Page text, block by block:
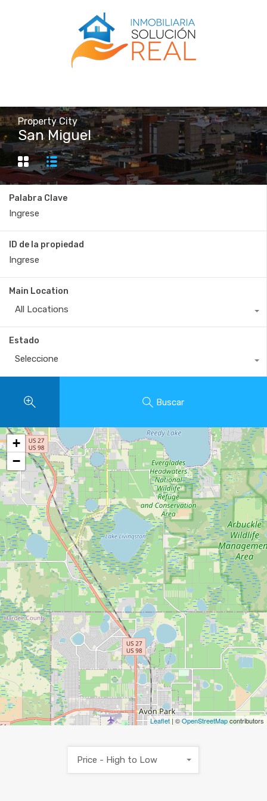
Property City
San Miguel
Palabra Clave
ID de la propiedad
Main Location
All Locations
Estado
Seleccione
Buscar
+
−
Leaflet| ©OpenStreetMapcontributors
Price - High to Low